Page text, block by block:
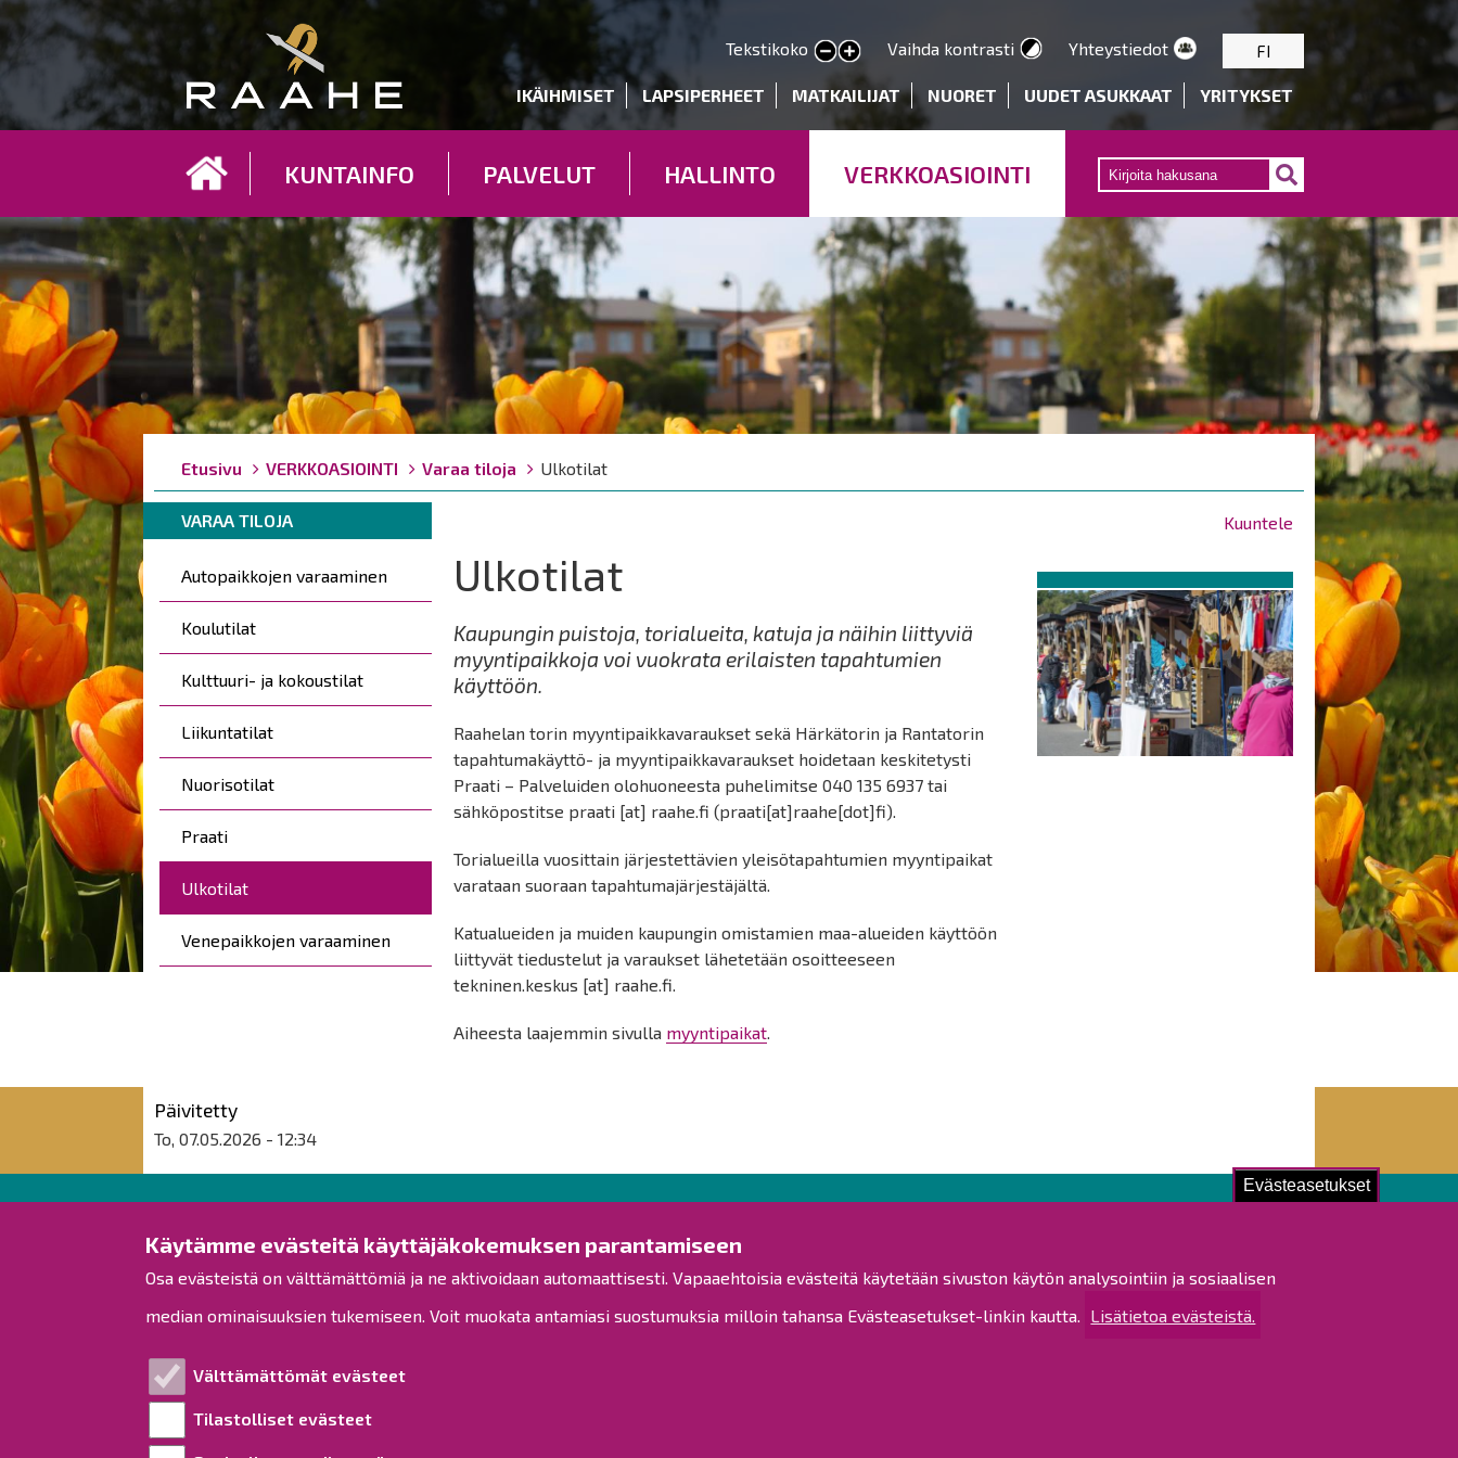
Evästeasetukset
Käytämme evästeitä käyttäjäkokemuksen parantamiseen
Osa evästeistä on välttämättömiä ja ne aktivoidaan automaattisesti. Vapaaehtoisia evästeitä käytetään sivuston käytön analysointiin ja sosiaalisen
median ominaisuuksien tukemiseen. Voit muokata antamiasi suostumuksia milloin tahansa Evästeasetukset-linkin kautta.
Lisätietoa evästeistä.
Välttämättömät evästeet
Tilastolliset evästeet
pääsisältöön
Tekstikoko
Pienennä tekstin kokoa
Suurenna tekstin kokoa Vaihda kontrasti Yhteystiedot FI
Kohderyhmät
IKÄIHMISET LAPSIPERHEET MATKAILIJAT NUORET UUDET ASUKKAAT YRITYKSET
KUNTAINFO PALVELUT HALLINTO VERKKOASIOINTI
Breadcrumbs
You
are
here:
Etusivu VERKKOASIOINTI Varaa tiloja Ulkotilat
Breadcrumbs
are
VARAA TILOJA Kuuntele
Päävalikko
Autopaikkojen varaaminen
Koulutilat
Kulttuuri- ja kokoustilat
Liikuntatilat
Nuorisotilat
Praati
Ulkotilat
Venepaikkojen varaaminen
Ulkotilat
Kaupungin puistoja, torialueita, katuja ja näihin liittyviä
myyntipaikkoja voi vuokrata erilaisten tapahtumien
käyttöön.
Raahelan torin myyntipaikkavaraukset sekä Härkätorin ja Rantatorin
tapahtumakäyttö- ja myyntipaikkavaraukset hoidetaan keskitetysti
Praati – Palveluiden olohuoneesta puhelimitse 040 135 6937 tai
sähköpostitse praati [at] raahe.fi (praati[at]raahe[dot]fi).
Torialueilla vuosittain järjestettävien yleisötapahtumien myyntipaikat
varataan suoraan tapahtumajärjestäjältä.
Katualueiden ja muiden kaupungin omistamien maa-alueiden käyttöön
liittyvät tiedustelut ja varaukset lähetetään osoitteeseen
tekninen.keskus [at] raahe.fi.
Aiheesta laajemmin sivulla myyntipaikat.
Päivitetty
To, 07.05.2026 - 12:34
Raahen kaupunki
Rantakatu 50
92100 Raahe
kirjaamo[at]raahe.fi
Y-tunnus: 1791817-6
Ota yhteyttä!
Yleinen palaute
Toimipisteet
Esityslistat ja pöytäkirjat
Viranhaltijapäätökset